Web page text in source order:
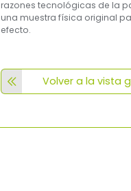
razones tecnológicas de la
una muestra física original
efecto.
Volver a la vista